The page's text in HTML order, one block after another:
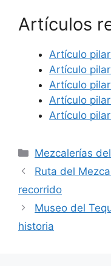
Artículos
Artículo
Artículo
Artículo
Artículo
Artículo pilar
Mezcalerías
Ruta del
recorrido
Museo del
historia